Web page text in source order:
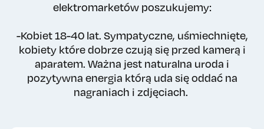
elektromarketów poszukujemy:
-Kobiet 18-40 lat. Sympatyczne, uśmiechnięte,
kobiety które dobrze czują się przed kamerą i
aparatem. Ważna jest naturalna uroda i
pozytywna energia którą uda się oddać na
nagraniach i zdjęciach.